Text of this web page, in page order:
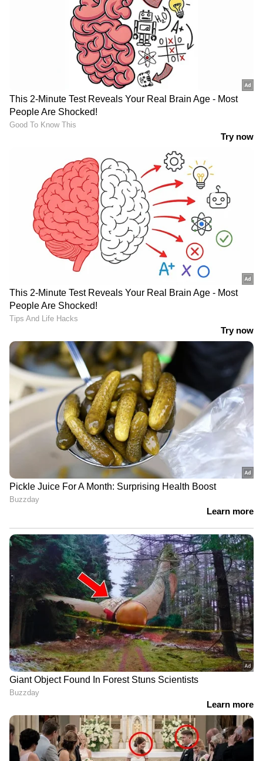
കുന്നംകുളത്തെ സ്വകാര്യ ബസ്
അപകടം; അമിത വേഗതയിൽ
പൊലിഞ്ഞത് രണ്ട് ജീവൻ, രണ്ട്
പേരുടെ നില അതീവ ഗുരുതരം
പയ്യന്നൂരിൽ രാഷ്ട്രീയ പോര്
കനക്കുന്നു; മധുസൂദനന്റെ വക്കീൽ
നോട്ടീസിന് മറുപടി നൽകി വി